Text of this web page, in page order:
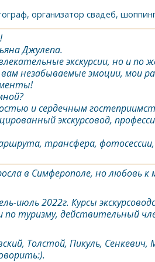
организатор свадеб,
!
Джулепа.
экскурсии, но и по
незабываемые эмоции, мои
и сердечным
экскурсовод,
трансфера,
в Симферополе, но любовь к
июль 2022г. Курсы
туризму, действительный
Толстой, Пикуль, Сенкевич,